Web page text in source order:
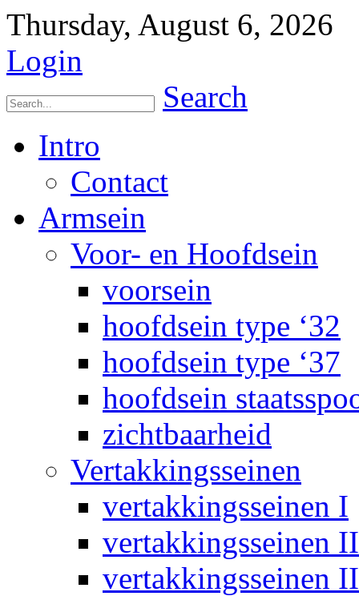
Thursday, August 6, 2026
Login
Search
Intro
Contact
Armsein
Voor- en Hoofdsein
voorsein
hoofdsein type ‘32
hoofdsein type ‘37
hoofdsein
zichtbaarheid
Vertakkingsseinen
vertakkingsseinen I
vertakkingsseinen II
vertakkingsseinen